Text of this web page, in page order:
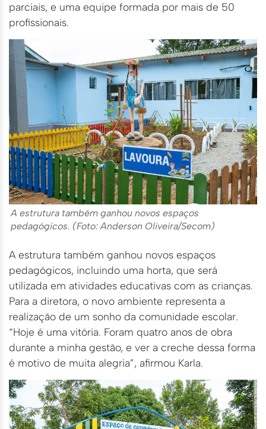
parciais, e uma equipe formada por mais de 50
profissionais.
A estrutura também ganhou novos espaços
pedagógicos. (Foto: Anderson Oliveira/Secom)
A estrutura também ganhou novos espaços
pedagógicos, incluindo uma horta, que será
utilizada em atividades educativas com as crianças.
Para a diretora, o novo ambiente representa a
realização de um sonho da comunidade escolar.
“Hoje é uma vitória. Foram quatro anos de obra
durante a minha gestão, e ver a creche dessa forma
é motivo de muita alegria”, afirmou Karla.